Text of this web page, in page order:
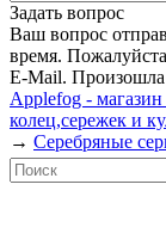
Задать вопрос
Ваш вопрос
время.
E-Mail.
Applefog -
колец,сережек и
→ Серебряные